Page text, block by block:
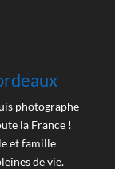
photographe
la France !
et famille
de vie.